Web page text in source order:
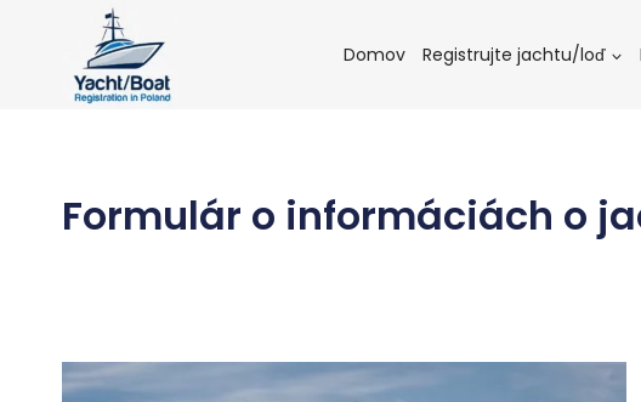
content
Domov Registrujte jachtu/loď
Formulár o informáciách o